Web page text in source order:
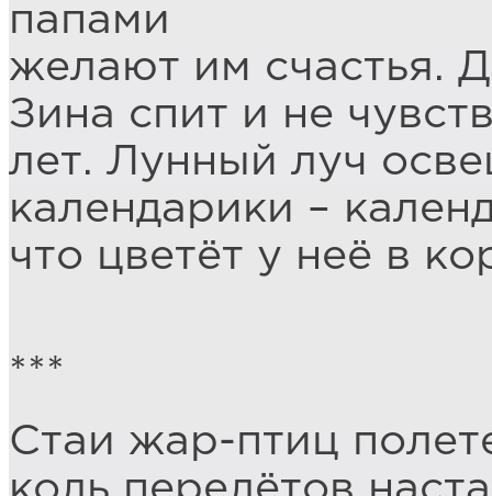
папами
желают им счастья.
Зина спит и не
лет. Лунный луч
календарики –
что цветёт у неё в
***
Стаи жар-птиц